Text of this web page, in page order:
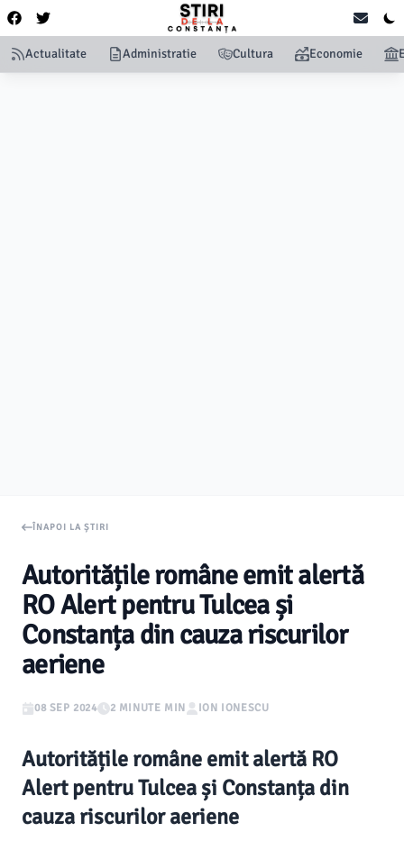
Actualitate Administratie Cultura Economie
ÎNAPOI LA ȘTIRI
Autoritățile române emit alertă
RO Alert pentru Tulcea și
Constanța din cauza riscurilor
aeriene
08 SEP 2024 2 MINUTE MIN ION IONESCU
Autoritățile române emit alertă RO
Alert pentru Tulcea și Constanța din
cauza riscurilor aeriene